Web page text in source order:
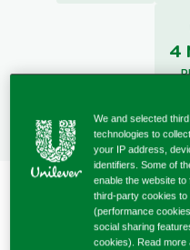
4
We and selected
technologies to
your IP address,
identifiers. Some of
enable the website
third-party cookies
(performance
social sharing
cookies). Read